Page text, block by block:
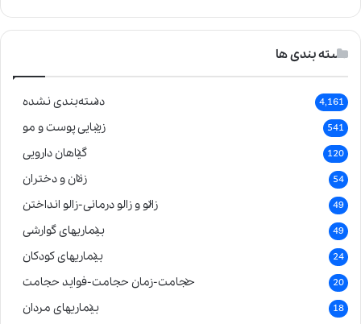
دسته بندی ها
دسته‌بندی نشده 4,161
زیبایی پوست و مو 541
گیاهان دارویی 120
زنان و دختران 54
زالو و زالو درمانی-زالو انداختن 49
بیماریهای گوارشی 49
بیماریهای کودکان 24
حجامت-زمان حجامت-فواید حجامت 20
بیماریهای مردان 18